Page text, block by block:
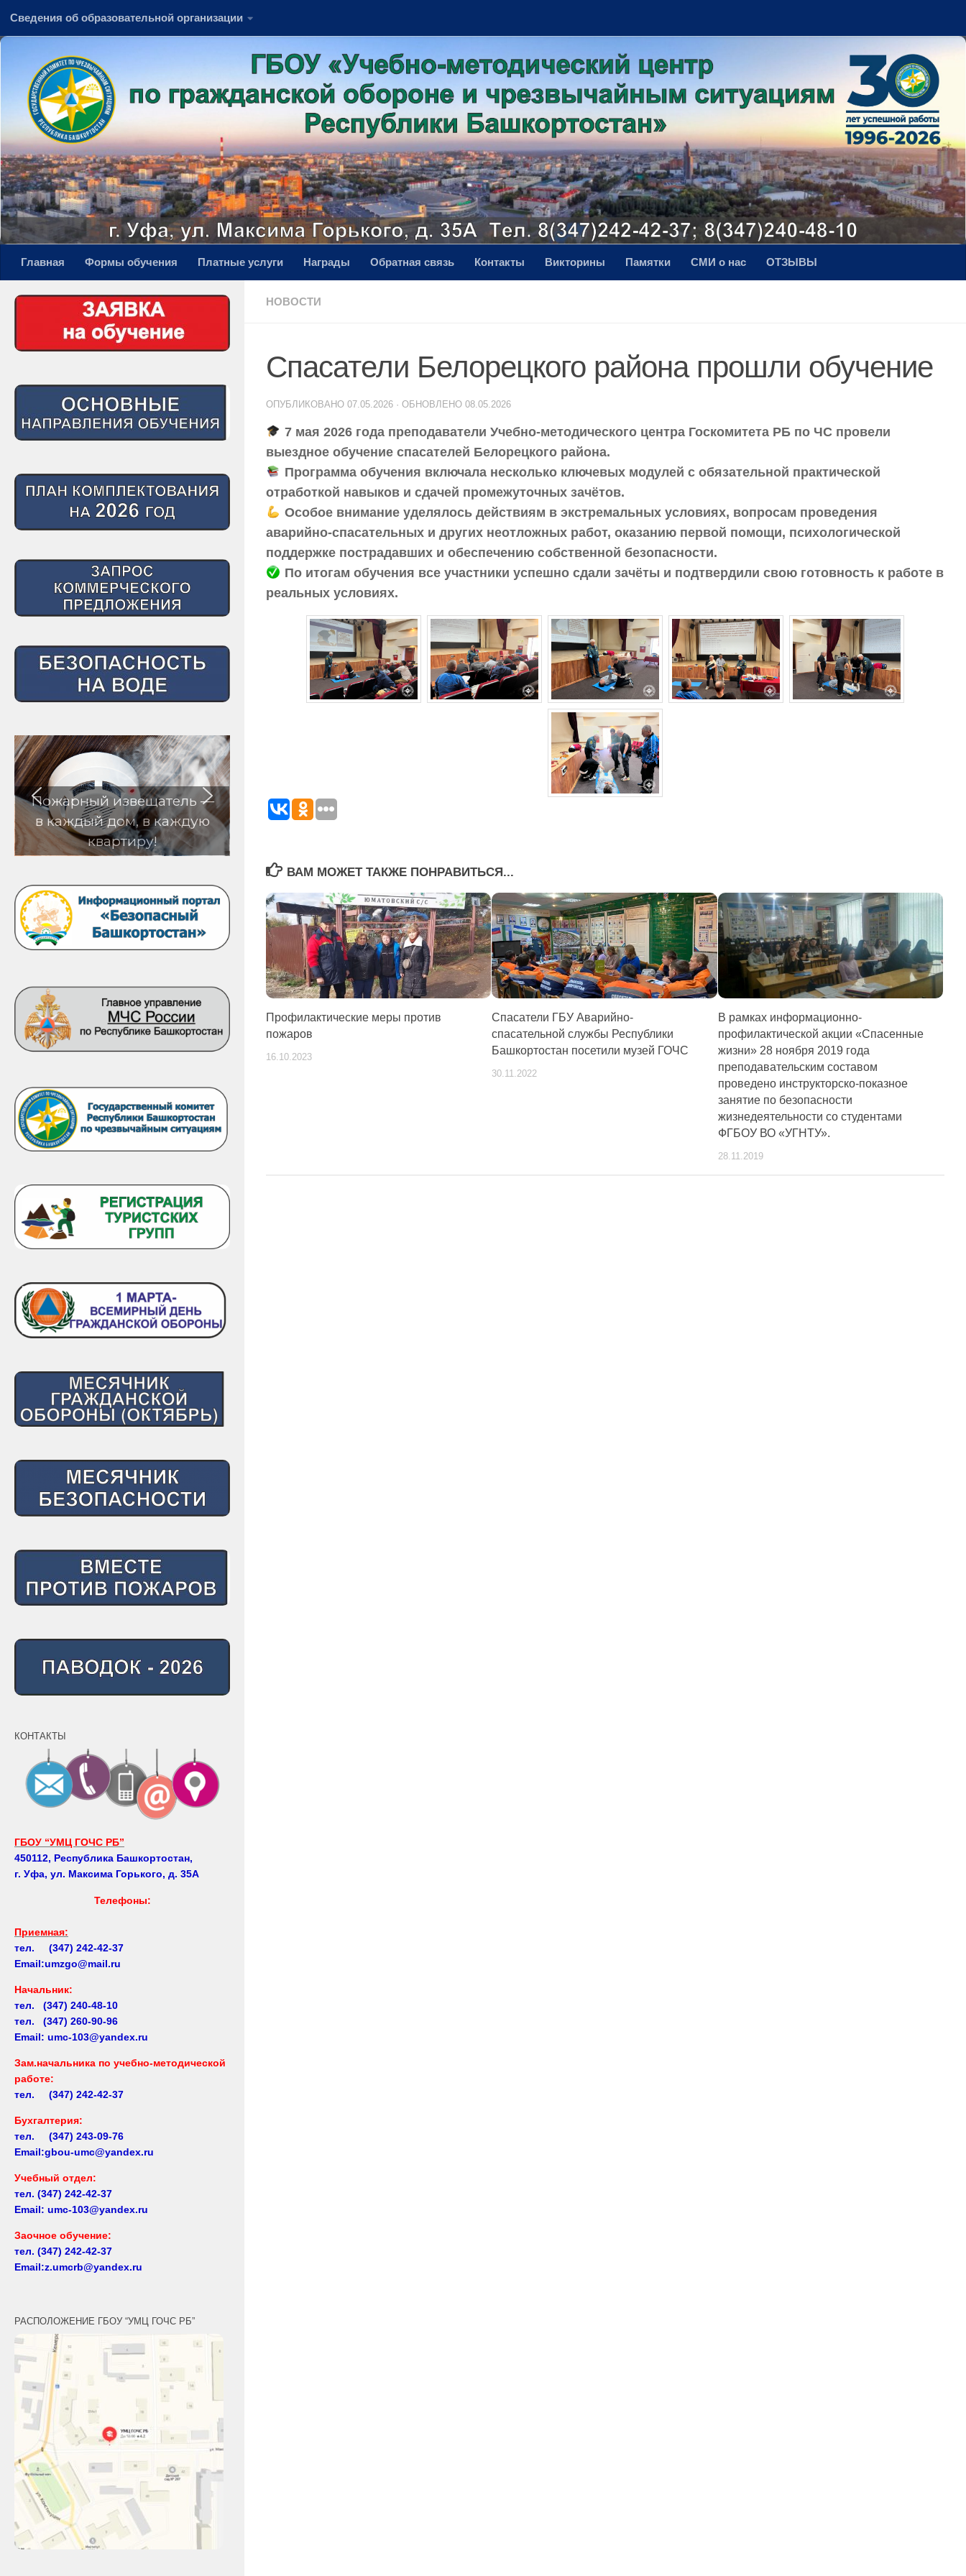
Перейти к содержимому
Сведения об образовательной организации
Главная Формы обучения Платные услуги Награды Обратная связь Контакты Викторины Памятки СМИ о нас ОТЗЫВЫ
НОВОСТИ
Спасатели Белорецкого района прошли обучение
ОПУБЛИКОВАНО 07.05.2026 · ОБНОВЛЕНО 08.05.2026
7 мая 2026 года преподаватели Учебно-методического центра Госкомитета РБ по ЧС провели
выездное обучение спасателей Белорецкого района.
Программа обучения включала несколько ключевых модулей с обязательной практической
отработкой навыков и сдачей промежуточных зачётов.
Особое внимание уделялось действиям в экстремальных условиях, вопросам проведения
аварийно-спасательных и других неотложных работ, оказанию первой помощи, психологической
поддержке пострадавших и обеспечению собственной безопасности.
По итогам обучения все участники успешно сдали зачёты и подтвердили свою готовность к работе в
реальных условиях.
ВАМ МОЖЕТ ТАКЖЕ ПОНРАВИТЬСЯ...
Профилактические меры против
пожаров
16.10.2023
Спасатели ГБУ Аварийно-
спасательной службы Республики
Башкортостан посетили музей ГОЧС
30.11.2022
В рамках информационно-
профилактической акции «Спасенные
жизни» 28 ноября 2019 года
преподавательским составом
проведено инструкторско-показное
занятие по безопасности
жизнедеятельности со студентами
ФГБОУ ВО «УГНТУ».
28.11.2019
—
КОНТАКТЫ
ГБОУ “УМЦ ГОЧС РБ”
450112, Республика Башкортостан,
г. Уфа, ул. Максима Горького, д. 35А
Телефоны:
Приемная:
тел. (347) 242-42-37
Email:umzgo@mail.ru
Начальник:
тел. (347) 240-48-10
тел. (347) 260-90-96
Email: umc-103@yandex.ru
Зам.начальника по учебно-методической
работе:
тел. (347) 242-42-37
Бухгалтерия:
тел. (347) 243-09-76
Email:gbou-umc@yandex.ru
Учебный отдел:
тел. (347) 242-42-37
Email: umc-103@yandex.ru
Заочное обучение:
тел. (347) 242-42-37
Email:z.umcrb@yandex.ru
РАСПОЛОЖЕНИЕ ГБОУ “УМЦ ГОЧС РБ”